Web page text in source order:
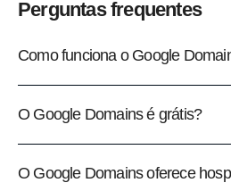
Perguntas frequentes
Como funciona o Google
O Google Domains é grátis?
O Google Domains oferece